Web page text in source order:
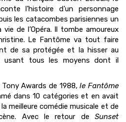
l’histoire d’un personnage
les catacombes parisiennes un
de l’Opéra. Il tombe amoureux
Le Fantôme va tout faire
de sa protégée et la hisser au
usant tous les moyens dont il
Awards de 1988,le Fantôme
dans 10 catégories et en avait
meilleure comédie musicale et de
Avec le retour de Sunset